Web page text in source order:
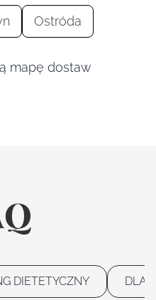
Ostróda
mapę dostaw
DIETETYCZNY DLA